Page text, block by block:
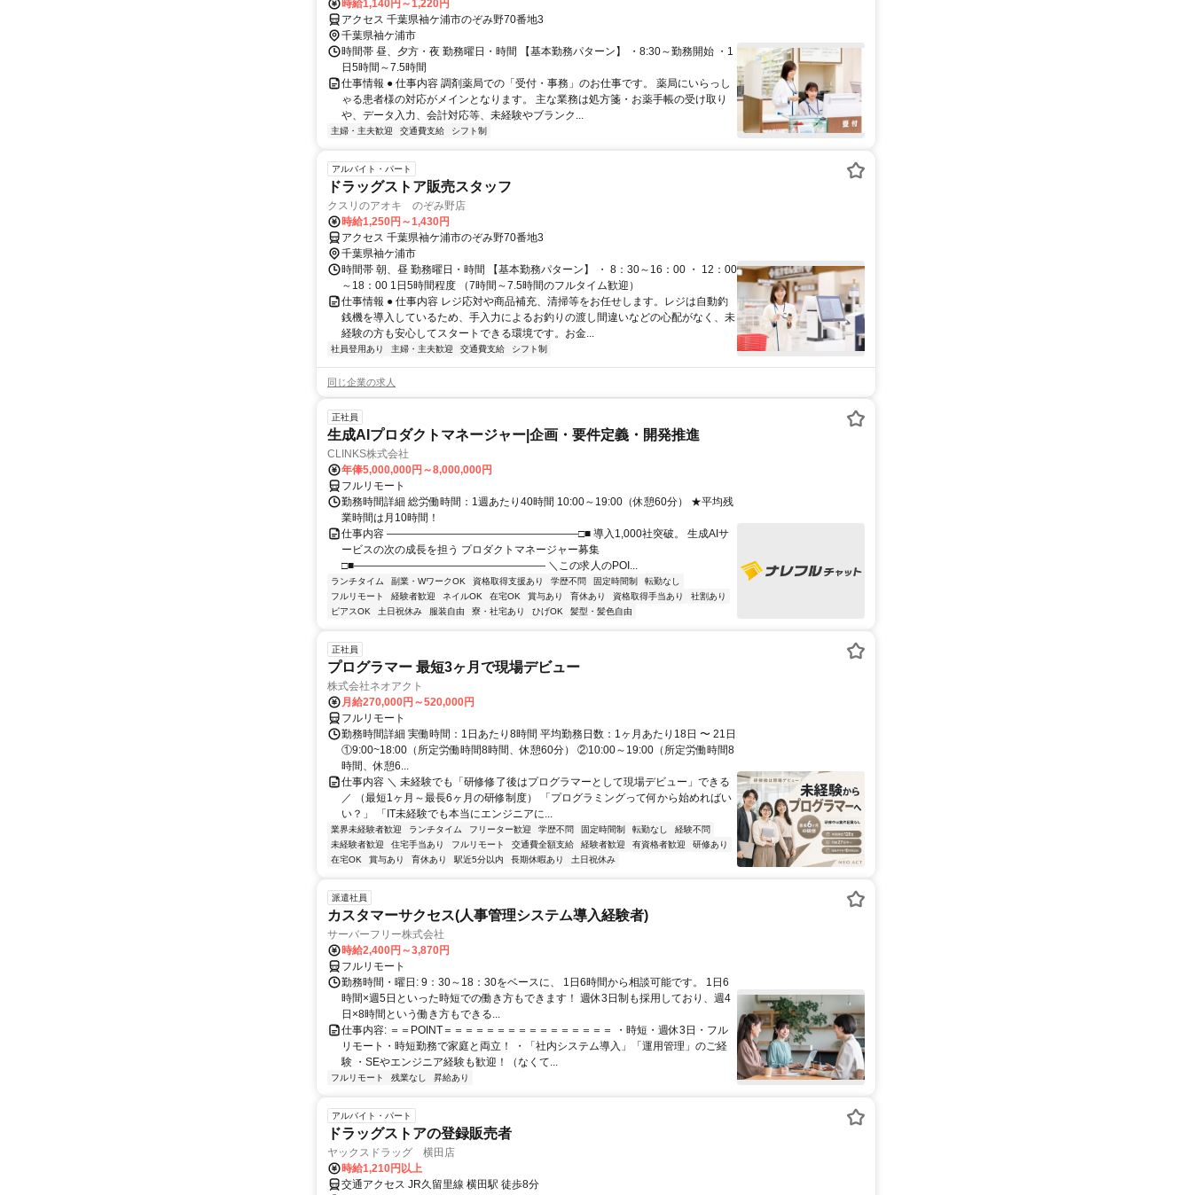
時給1,140円～1,220円
アクセス 千葉県袖ケ浦市のぞみ野70番地3
千葉県袖ケ浦市
時間帯 昼、夕方・夜 勤務曜日・時間 【基本勤務パターン】 ・8:30～勤務開始 ・1
日5時間～7.5時間
仕事情報 ● 仕事内容 調剤薬局での「受付・事務」のお仕事です。 薬局にいらっし
ゃる患者様の対応がメインとなります。 主な業務は処方箋・お薬手帳の受け取り
や、データ入力、会計対応等、未経験やブランク...
主婦・主夫歓迎 交通費支給 シフト制
アルバイト・パート
ドラッグストア販売スタッフ
クスリのアオキ のぞみ野店
時給1,250円～1,430円
アクセス 千葉県袖ケ浦市のぞみ野70番地3
千葉県袖ケ浦市
時間帯 朝、昼 勤務曜日・時間 【基本勤務パターン】 ・ 8：30～16：00 ・ 12：00
～18：00 1日5時間程度 （7時間～7.5時間のフルタイム歓迎）
仕事情報 ● 仕事内容 レジ応対や商品補充、清掃等をお任せします。レジは自動釣
銭機を導入しているため、手入力によるお釣りの渡し間違いなどの心配がなく、未
経験の方も安心してスタートできる環境です。お金...
社員登用あり 主婦・主夫歓迎 交通費支給 シフト制
同じ企業の求人
正社員
生成AIプロダクトマネージャー|企画・要件定義・開発推進
CLINKS株式会社
年俸5,000,000円～8,000,000円
フルリモート
勤務時間詳細 総労働時間：1週あたり40時間 10:00～19:00（休憩60分） ★平均残
業時間は月10時間！
仕事内容 ――――――――――――――――――□■ 導入1,000社突破。 生成AIサ
ービスの次の成長を担う プロダクトマネージャー募集
□■―――――――――――――――――― ＼この求人のPOI...
ランチタイム 副業・WワークOK 資格取得支援あり 学歴不問 固定時間制
転勤なし
フルリモート
経験者歓迎 ネイルOK 在宅OK 賞与あり 育休あり 資格取得手当あり
社割あり
ピアスOK
土日祝休み 服装自由 寮・社宅あり ひげOK 髪型・髪色自由
正社員
プログラマー 最短3ヶ月で現場デビュー
株式会社ネオアクト
月給270,000円～520,000円
フルリモート
勤務時間詳細 実働時間：1日あたり8時間 平均勤務日数：1ヶ月あたり18日 〜 21日
①9:00~18:00（所定労働時間8時間、休憩60分） ②10:00～19:00（所定労働時間8
時間、休憩6...
仕事内容 ＼ 未経験でも「研修修了後はプログラマーとして現場デビュー」できる
／ （最短1ヶ月～最長6ヶ月の研修制度） 「プログラミングって何から始めればい
い？」 「IT未経験でも本当にエンジニアに...
業界未経験者歓迎 ランチタイム フリーター歓迎 学歴不問 固定時間制 転勤なし
経験不問
未経験者歓迎
住宅手当あり フルリモート 交通費全額支給 経験者歓迎 有資格者歓迎
研修あり
在宅OK
賞与あり 育休あり 駅近5分以内 長期休暇あり 土日祝休み
派遣社員
カスタマーサクセス(人事管理システム導入経験者)
サーバーフリー株式会社
時給2,400円～3,870円
フルリモート
勤務時間・曜日: 9：30～18：30をベースに、 1日6時間から相談可能です。 1日6
時間×週5日といった時短での働き方もできます！ 週休3日制も採用しており、週4
日×8時間という働き方もできる...
仕事内容: ＝＝POINT＝＝＝＝＝＝＝＝＝＝＝＝＝＝＝＝ ・時短・週休3日・フル
リモート・時短勤務で家庭と両立！ ・「社内システム導入」「運用管理」のご経
験 ・SEやエンジニア経験も歓迎！（なくて...
フルリモート 残業なし 昇給あり
アルバイト・パート
ドラッグストアの登録販売者
ヤックスドラッグ 横田店
時給1,210円以上
交通アクセス JR久留里線 横田駅 徒歩8分